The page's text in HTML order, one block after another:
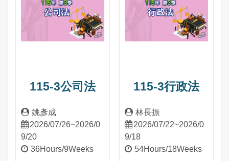
115-3公司法
姚彥成
2026/07/26~2026/0
9/20
36Hours/9Weeks
115-3行政法
林長振
2026/07/22~2026/0
9/18
54Hours/18Weeks